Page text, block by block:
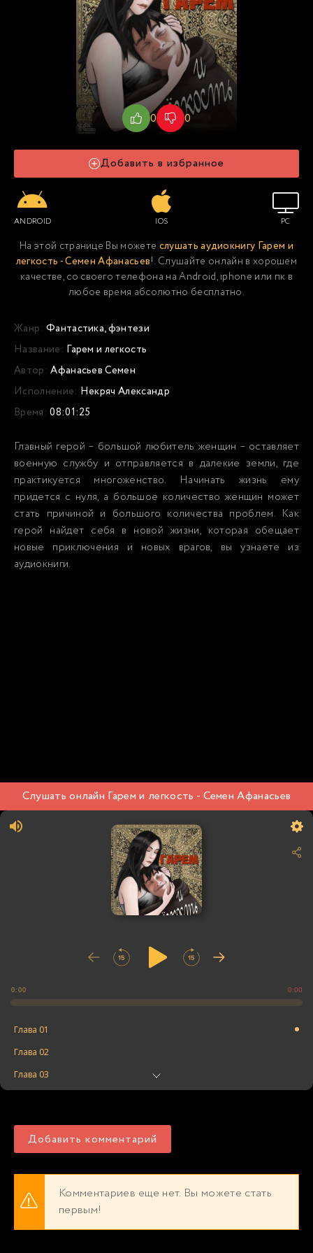
0 0
Добавить в избранное
ANDROID IOS PC
На этой странице Вы можете слушать аудиокнигу Гарем и
легкость - Семен Афанасьев!. Слушайте онлайн в хорошем
качестве, со своего телефона на Android, iphone или пк в
любое время абсолютно бесплатно.
Жанр: Фантастика, фэнтези
Название: Гарем и легкость
Автор: Афанасьев Семен
Исполнение: Некряч Александр
Время: 08:01:25
Главный герой – большой любитель женщин – оставляет
военную службу и отправляется в далекие земли, где
практикуется многоженство. Начинать жизнь ему
придется с нуля, а большое количество женщин может
стать причиной и большого количества проблем. Как
герой найдет себя в новой жизни, которая обещает
новые приключения и новых врагов, вы узнаете из
аудиокниги.
Слушать онлайн Гарем и легкость - Семен Афанасьев
0:00 0:00
Глава 01
Глава 02
Глава 03
Глава 06
Глава 09
Глава 10
Добавить комментарий
Комментариев еще нет. Вы можете стать
первым!